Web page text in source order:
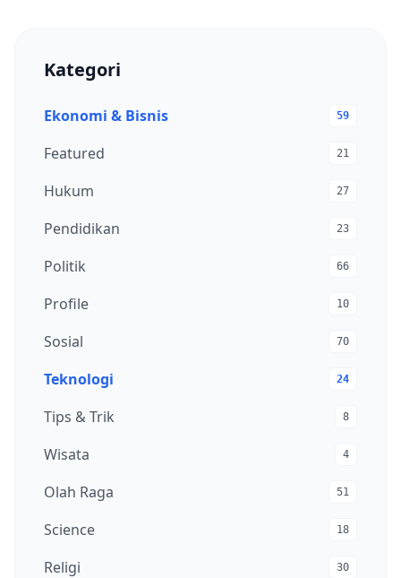
Kategori
Ekonomi & Bisnis 59
Featured 21
Hukum 27
Pendidikan 23
Politik 66
Profile 10
Sosial 70
Teknologi 24
Tips & Trik 8
Wisata 4
Olah Raga 51
Science 18
Religi 30